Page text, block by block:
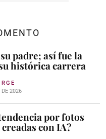
padre; así fue la
histórica carrera
2026
por fotos
con IA?